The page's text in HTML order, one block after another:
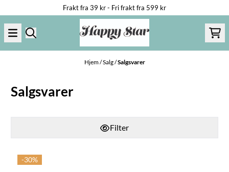
Frakt fra 39 kr - Fri frakt fra 599 kr
Hjem/Salg/Salgsvarer
Salgsvarer
Filter
-30%